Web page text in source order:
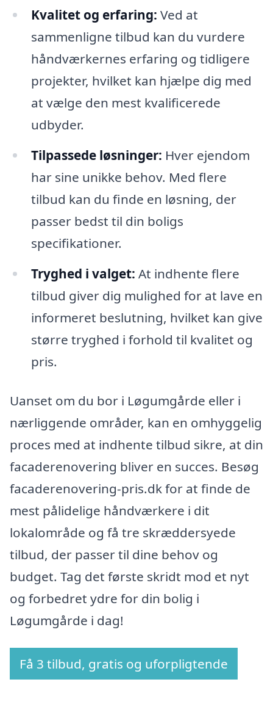
Kvalitet og erfaring: Ved at
sammenligne tilbud kan du vurdere
håndværkernes erfaring og tidligere
projekter, hvilket kan hjælpe dig med
at vælge den mest kvalificerede
udbyder.
Tilpassede løsninger: Hver ejendom
har sine unikke behov. Med flere
tilbud kan du finde en løsning, der
passer bedst til din boligs
specifikationer.
Tryghed i valget: At indhente flere
tilbud giver dig mulighed for at lave en
informeret beslutning, hvilket kan give
større tryghed i forhold til kvalitet og
pris.
Uanset om du bor i Løgumgårde eller i
nærliggende områder, kan en omhyggelig
proces med at indhente tilbud sikre, at din
facaderenovering bliver en succes. Besøg
facaderenovering-pris.dk for at finde de
mest pålidelige håndværkere i dit
lokalområde og få tre skræddersyede
tilbud, der passer til dine behov og
budget. Tag det første skridt mod et nyt
og forbedret ydre for din bolig i
Løgumgårde i dag!
Få 3 tilbud, gratis og uforpligtende